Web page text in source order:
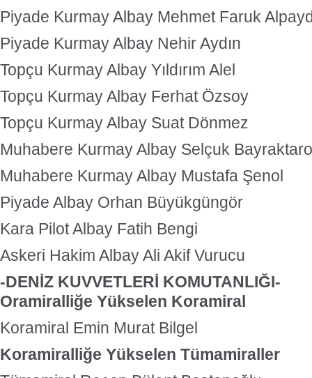
Piyade Kurmay Albay Mehmet Faruk
Piyade Kurmay Albay Nehir Aydın
Topçu Kurmay Albay Yıldırım Alel
Topçu Kurmay Albay Ferhat Özsoy
Topçu Kurmay Albay Suat Dönmez
Muhabere Kurmay Albay Selçuk
Muhabere Kurmay Albay Mustafa Şenol
Piyade Albay Orhan Büyükgüngör
Kara Pilot Albay Fatih Bengi
Askeri Hakim Albay Ali Akif Vurucu
-DENİZ KUVVETLERİ KOMUTANLIĞI-
Oramiralliğe Yükselen Koramiral
Koramiral Emin Murat Bilgel
Koramiralliğe Yükselen Tümamiraller